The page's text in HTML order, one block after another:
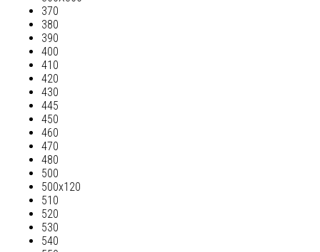
370
380
390
400
410
420
430
445
450
460
470
480
500
500х120
510
520
530
540